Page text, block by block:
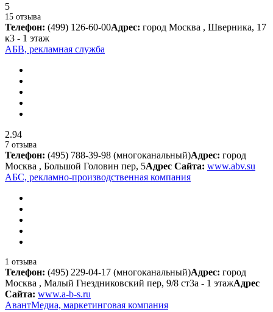
5
15 отзыва
Телефон: (499) 126-60-00Адрес: город Москва , Шверника, 17
к3 - 1 этаж
АБВ, рекламная служба
2.94
7 отзыва
Телефон: (495) 788-39-98 (многоканальный)Адрес: город
Москва , Большой Головин пер, 5Адрес Сайта: www.abv.su
АБС, рекламно-производственная компания
1 отзыва
Телефон: (495) 229-04-17 (многоканальный)Адрес: город
Москва , Малый Гнездниковский пер, 9/8 ст3а - 1 этажАдрес
Сайта: www.a-b-s.ru
АвантМедиа, маркетинговая компания